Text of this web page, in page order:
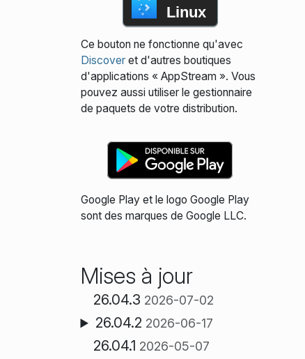
Linux
Ce bouton ne fonctionne qu'avec
Discoveret d'autres boutiques
d'applications « AppStream ». Vous
pouvez aussi utiliser le gestionnaire
de paquets de votre distribution.
Google Play et le logo Google Play
sont des marques de Google LLC.
Mises à jour
26.04.3 2026-07-02
26.04.2 2026-06-17
26.04.1 2026-05-07